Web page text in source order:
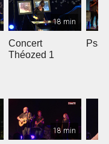
18 min
Concert
Théozed 1
18 min